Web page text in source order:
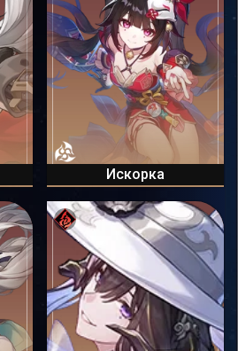
Искорка